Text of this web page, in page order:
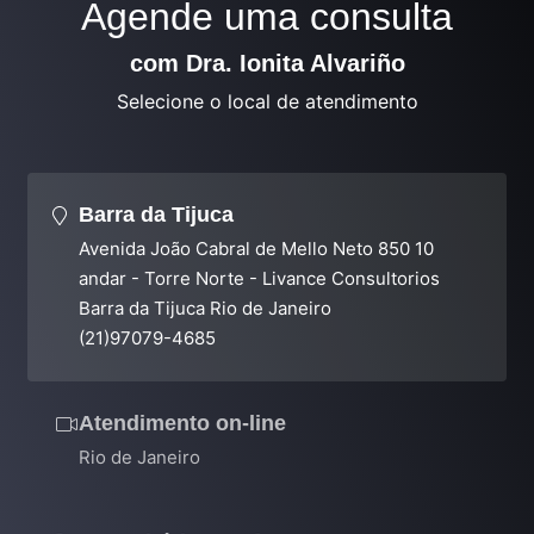
Agende uma consulta
com Dra. Ionita Alvariño
Selecione o local de atendimento
Barra da Tijuca
Avenida João Cabral de Mello Neto 850 10
andar - Torre Norte - Livance Consultorios
Barra da Tijuca Rio de Janeiro
(21)97079-4685
Atendimento on-line
Rio de Janeiro